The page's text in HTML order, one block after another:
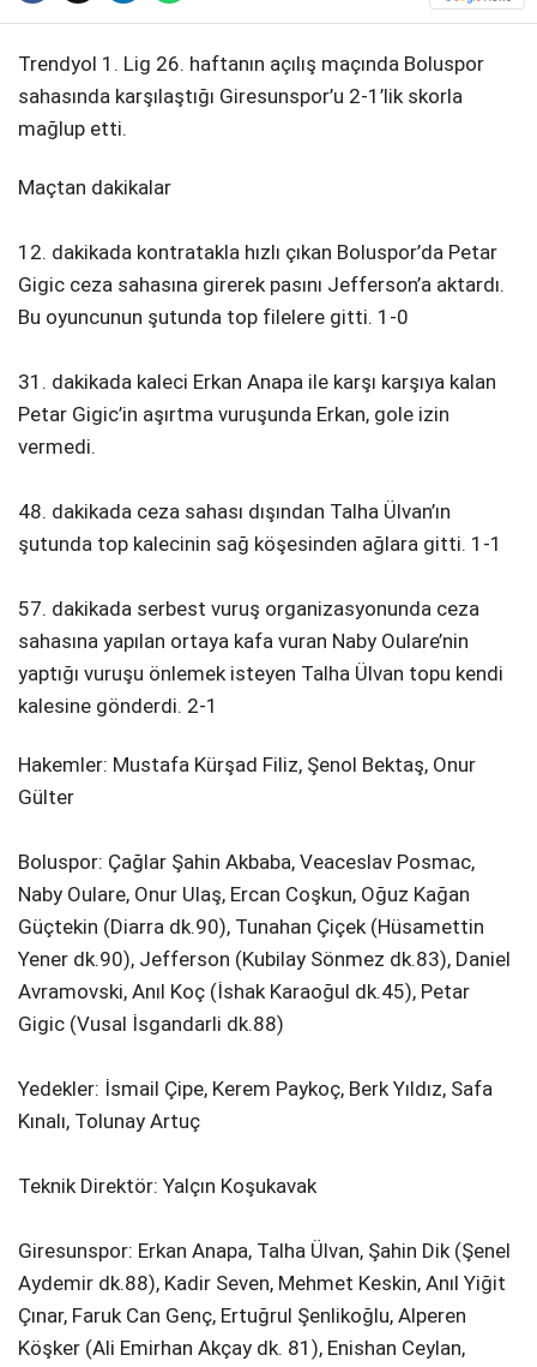
Trendyol 1. Lig 26. haftanın açılış maçında Boluspor
sahasında karşılaştığı Giresunspor’u 2-1’lik skorla
mağlup etti.
Maçtan dakikalar
12. dakikada kontratakla hızlı çıkan Boluspor’da Petar
Gigic ceza sahasına girerek pasını Jefferson’a aktardı.
Bu oyuncunun şutunda top filelere gitti. 1-0
31. dakikada kaleci Erkan Anapa ile karşı karşıya kalan
Petar Gigic’in aşırtma vuruşunda Erkan, gole izin
vermedi.
48. dakikada ceza sahası dışından Talha Ülvan’ın
şutunda top kalecinin sağ köşesinden ağlara gitti. 1-1
57. dakikada serbest vuruş organizasyonunda ceza
sahasına yapılan ortaya kafa vuran Naby Oulare’nin
yaptığı vuruşu önlemek isteyen Talha Ülvan topu kendi
kalesine gönderdi. 2-1
Hakemler: Mustafa Kürşad Filiz, Şenol Bektaş, Onur
Gülter
Boluspor: Çağlar Şahin Akbaba, Veaceslav Posmac,
Naby Oulare, Onur Ulaş, Ercan Coşkun, Oğuz Kağan
Güçtekin (Diarra dk.90), Tunahan Çiçek (Hüsamettin
Yener dk.90), Jefferson (Kubilay Sönmez dk.83), Daniel
Avramovski, Anıl Koç (İshak Karaoğul dk.45), Petar
Gigic (Vusal İsgandarli dk.88)
Yedekler: İsmail Çipe, Kerem Paykoç, Berk Yıldız, Safa
Kınalı, Tolunay Artuç
Teknik Direktör: Yalçın Koşukavak
Giresunspor: Erkan Anapa, Talha Ülvan, Şahin Dik (Şenel
Aydemir dk.88), Kadir Seven, Mehmet Keskin, Anıl Yiğit
Çınar, Faruk Can Genç, Ertuğrul Şenlikoğlu, Alperen
Köşker (Ali Emirhan Akçay dk. 81), Enishan Ceylan,